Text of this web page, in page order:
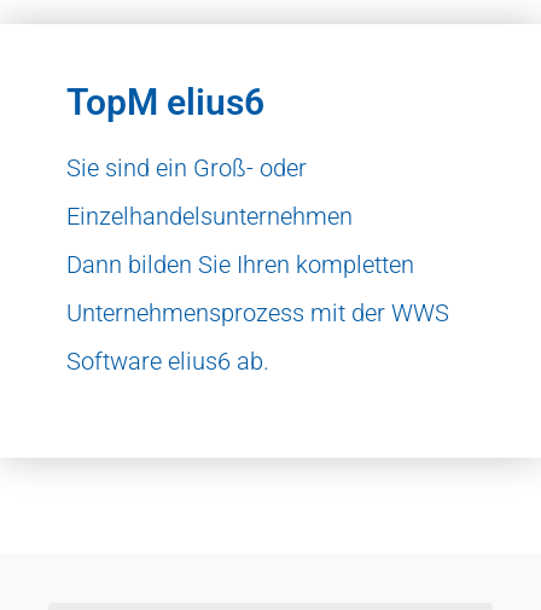
TopM elius6
Sie sind ein Groß- oder
Einzelhandelsunternehmen
Dann bilden Sie Ihren kompletten
Unternehmensprozess mit der WWS
Software elius6 ab.